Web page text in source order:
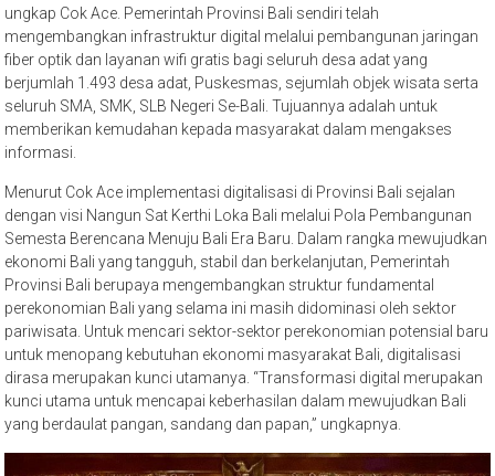
ungkap Cok Ace. Pemerintah Provinsi Bali sendiri telah
mengembangkan infrastruktur digital melalui pembangunan jaringan
fiber optik dan layanan wifi gratis bagi seluruh desa adat yang
berjumlah 1.493 desa adat, Puskesmas, sejumlah objek wisata serta
seluruh SMA, SMK, SLB Negeri Se-Bali. Tujuannya adalah untuk
memberikan kemudahan kepada masyarakat dalam mengakses
informasi.
Menurut Cok Ace implementasi digitalisasi di Provinsi Bali sejalan
dengan visi Nangun Sat Kerthi Loka Bali melalui Pola Pembangunan
Semesta Berencana Menuju Bali Era Baru. Dalam rangka mewujudkan
ekonomi Bali yang tangguh, stabil dan berkelanjutan, Pemerintah
Provinsi Bali berupaya mengembangkan struktur fundamental
perekonomian Bali yang selama ini masih didominasi oleh sektor
pariwisata. Untuk mencari sektor-sektor perekonomian potensial baru
untuk menopang kebutuhan ekonomi masyarakat Bali, digitalisasi
dirasa merupakan kunci utamanya. “Transformasi digital merupakan
kunci utama untuk mencapai keberhasilan dalam mewujudkan Bali
yang berdaulat pangan, sandang dan papan,” ungkapnya.